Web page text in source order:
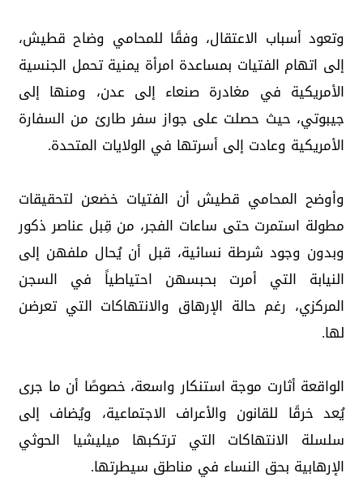
وتعود أسباب الاعتقال، وفقًا للمحامي وضاح قطيش،
إلى اتهام الفتيات بمساعدة امرأة يمنية تحمل الجنسية
الأمريكية في مغادرة صنعاء إلى عدن، ومنها إلى
جيبوتي، حيث حصلت على جواز سفر طارئ من السفارة
الأمريكية وعادت إلى أسرتها في الولايات المتحدة.
وأوضح المحامي قطيش أن الفتيات خضعن لتحقيقات
مطولة استمرت حتى ساعات الفجر، من قِبل عناصر ذكور
وبدون وجود شرطة نسائية، قبل أن يُحال ملفهن إلى
النيابة التي أمرت بحبسهن احتياطياً في السجن
المركزي، رغم حالة الإرهاق والانتهاكات التي تعرضن
لها.
الواقعة أثارت موجة استنكار واسعة، خصوصًا أن ما جرى
يُعد خرقًا للقانون والأعراف الاجتماعية، ويُضاف إلى
سلسلة الانتهاكات التي ترتكبها ميليشيا الحوثي
الإرهابية بحق النساء في مناطق سيطرتها.